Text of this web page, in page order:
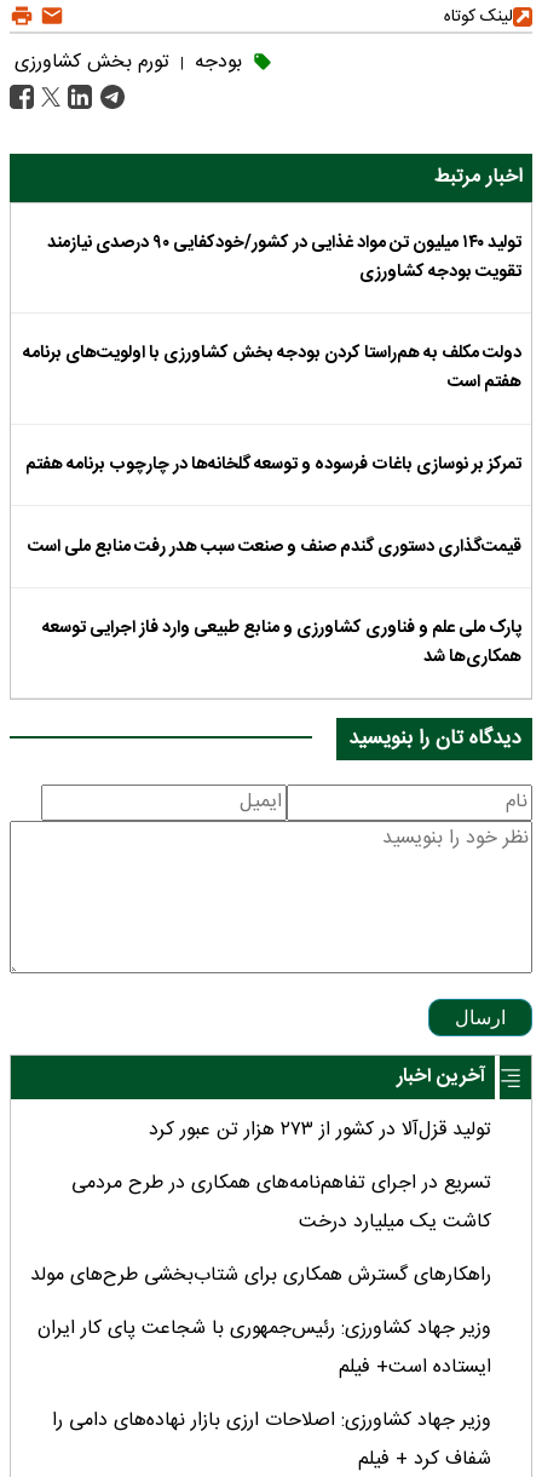
لینک کوتاه
بودجه | تورم بخش کشاورزی
اخبار مرتبط
تولید ۱۴۰ میلیون تن مواد غذایی در کشور/خودکفایی ۹۰ درصدی نیازمند
تقویت بودجه کشاورزی
دولت مکلف به هم‌راستا کردن بودجه بخش کشاورزی با اولویت‌های برنامه
هفتم است
تمرکز بر نوسازی باغات فرسوده و توسعه گلخانه‌ها در چارچوب برنامه هفتم
قیمت‌گذاری دستوری گندم صنف و صنعت سبب هدر رفت منابع ملی است
پارک ملی علم و فناوری کشاورزی و منابع طبیعی وارد فاز اجرایی توسعه
همکاری‌ها شد
دیدگاه تان را بنویسید
ارسال
آخرین اخبار
تولید قزل‌آلا در کشور از ۲۷۳ هزار تن عبور کرد
تسریع در اجرای تفاهم‌نامه‌های همکاری در طرح مردمی
کاشت یک میلیارد درخت
راهکارهای گسترش همکاری برای شتاب‌بخشی طرح‌های مولد
وزیر جهاد کشاورزی: رئیس‌جمهوری با شجاعت پای کار ایران
ایستاده است+ فیلم
وزیر جهاد کشاورزی: اصلاحات ارزی بازار نهاده‌های دامی را
شفاف کرد + فیلم